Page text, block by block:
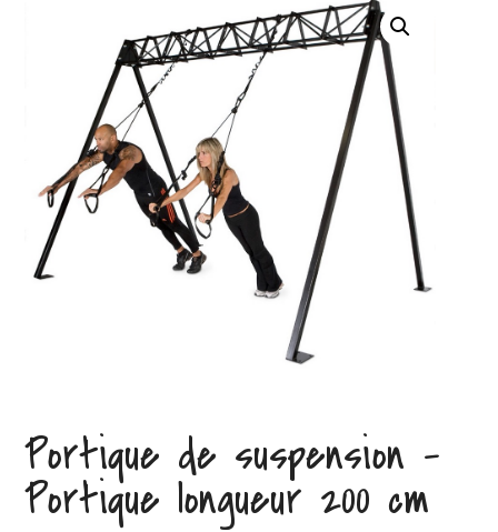
Portique de suspension –
Portique longueur 200 cm